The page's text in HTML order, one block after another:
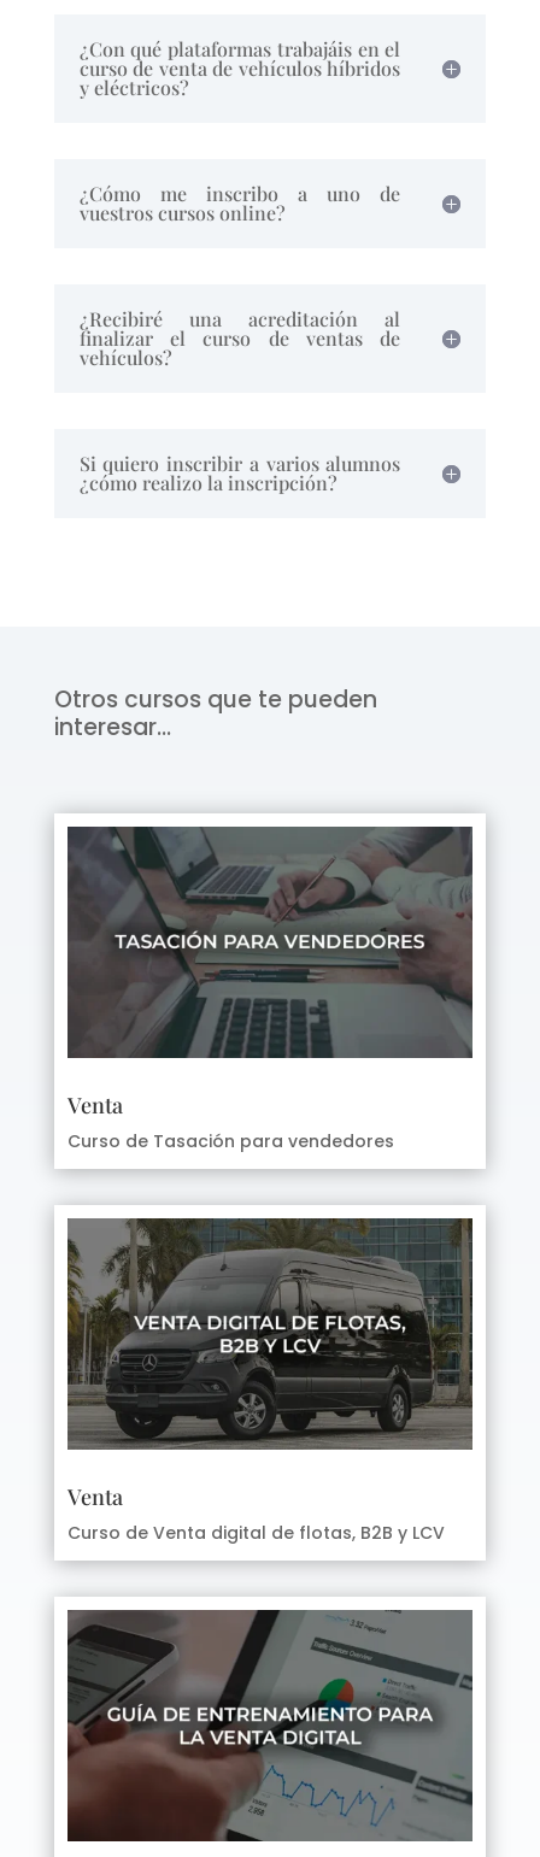
¿Con qué plataformas trabajáis en el
curso de venta de vehículos híbridos
y eléctricos?
¿Cómo me inscribo a uno de
vuestros cursos online?
¿Recibiré una acreditación al
finalizar el curso de ventas de
vehículos?
Si quiero inscribir a varios alumnos
¿cómo realizo la inscripción?
Otros cursos que te pueden
interesar…
Venta
Curso de Tasación para vendedores
Venta
Curso de Venta digital de flotas, B2B y LCV